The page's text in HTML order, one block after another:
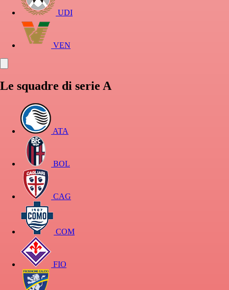
UDI
VEN
Le squadre di serie A
ATA
BOL
CAG
COM
FIO